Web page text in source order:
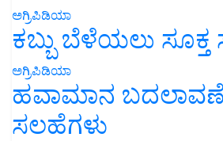
ಅಗ್ರಿಪಿಡಿಯಾ
ಕಬ್ಬು ಬೆಳೆಯಲು
ಅಗ್ರಿಪಿಡಿಯಾ
ಹವಾಮಾನ
ಸಲಹೆಗಳು